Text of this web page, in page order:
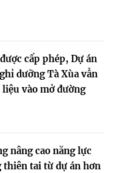
cấp phép, Dự án
dưỡng Tà Xùa vẫn
vào mở đường
nâng cao năng lực
thiên tai từ dự án hơn